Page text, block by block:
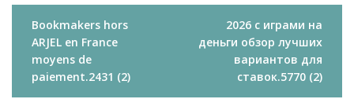
Navigacija
tarp
įrašų
Bookmakers hors
ARJEL en France
moyens de
paiement.2431 (2)
2026 с играми на
деньги обзор лучших
вариантов для
ставок.5770 (2)